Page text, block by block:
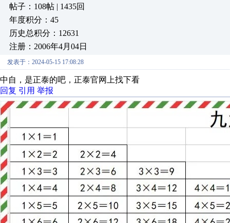
帖子：108帖 | 1435回
年度积分：45
历史总积分：12631
注册：2006年4月04日
发表于：2024-05-15 17:08:28
中自，是正泰的吧，正泰官网上找下看
回复 引用 举报